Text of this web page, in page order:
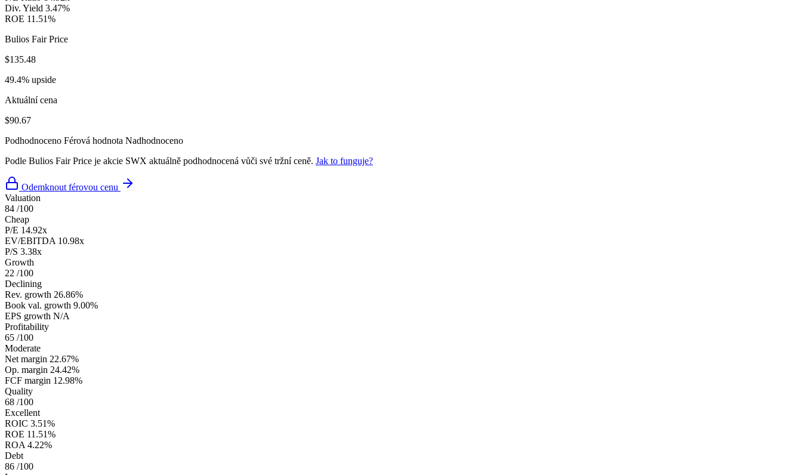
Div. Yield 3.47%
ROE 11.51%
Bulios Fair Price
$135.48
49.4% upside
Aktuální cena
$90.67
Podhodnoceno Férová hodnota Nadhodnoceno
Podle Bulios Fair Price je akcie SWX aktuálně podhodnocená vůči své tržní ceně. Jak to funguje?
Odemknout férovou cenu
Valuation
84 /100
Cheap
P/E 14.92x
EV/EBITDA 10.98x
P/S 3.38x
Growth
22 /100
Declining
Rev. growth 26.86%
Book val. growth 9.00%
EPS growth N/A
Profitability
65 /100
Moderate
Net margin 22.67%
Op. margin 24.42%
FCF margin 12.98%
Quality
68 /100
Excellent
ROIC 3.51%
ROE 11.51%
ROA 4.22%
Debt
86 /100